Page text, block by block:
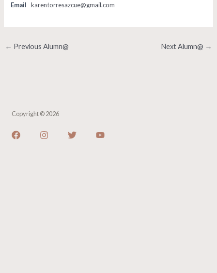
Email karentorresazcue@gmail.com
← Previous Alumn@ Next Alumn@ →
Copyright © 2026